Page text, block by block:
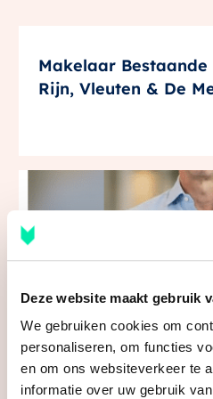
Deze website maakt gebruik
We gebruiken cookies om
personaliseren, om functies
en om ons websiteverkeer te
informatie over uw gebruik
Makelaar Bestaande
Rijn, Vleuten & De
Vraagprijs te hoog,
kosten!